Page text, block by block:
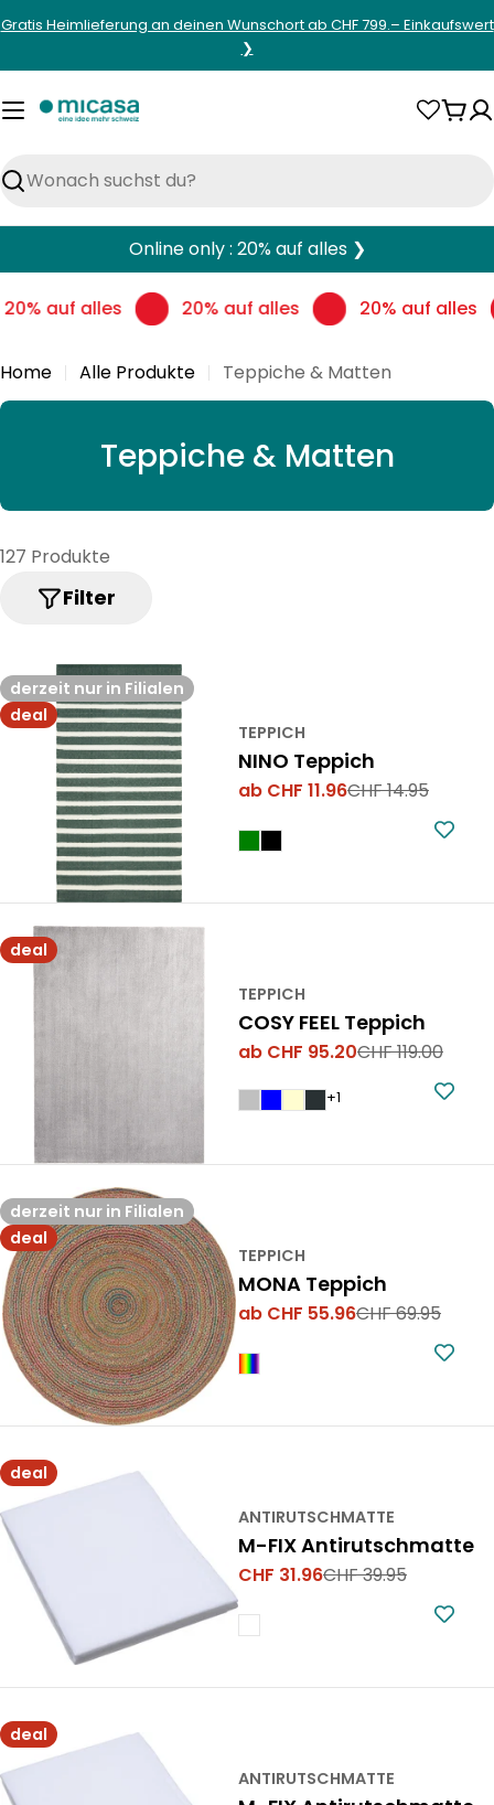
springen
Gratis Heimlieferung an deinen Wunschort ab CHF 799.– Einkaufswert
❯
Suchen
Online only : 20% auf alles ❯
auf alles 20% auf alles 20% auf alles
Home Alle Produkte Teppiche & Matten
S
m
l
n
g
:
Teppiche & Matten
127 Produkte
Filter
derzeit nur in Filialen
deal
TEPPICH
NINO Teppich
Verkaufspreis
ab CHF 11.96
Regulärer
CHF 14.95
deal
TEPPICH
COSY FEEL Teppich
Verkaufspreis
ab CHF 95.20
Regulärer
Preis
CHF 119.00
+1
derzeit nur in Filialen
deal
TEPPICH
MONA Teppich
Verkaufspreis
ab CHF 55.96
Regulärer
CHF 69.95
deal
ANTIRUTSCHMATTE
M-FIX Antirutschmatte
Verkaufspreis
CHF 31.96
RegulärerCHF 39.95
deal
ANTIRUTSCHMATTE